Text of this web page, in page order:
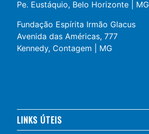
Pe. Eustáquio, Belo Horizonte | MG
Fundação Espírita Irmão Glacus
Avenida das Américas, 777
Kennedy, Contagem | MG
LINKS ÚTEIS